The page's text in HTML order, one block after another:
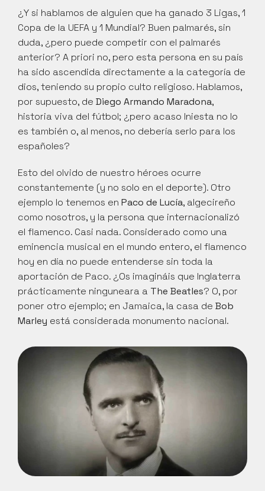
¿Y si hablamos de alguien que ha ganado 3 Ligas, 1
Copa de la UEFA y 1 Mundial? Buen palmarés, sin
duda, ¿pero puede competir con el palmarés
anterior? A priori no, pero esta persona en su país
ha sido ascendida directamente a la categoría de
dios, teniendo su propio culto religioso. Hablamos,
por supuesto, de Diego Armando Maradona,
historia viva del fútbol; ¿pero acaso Iniesta no lo
es también o, al menos, no debería serlo para los
españoles?
Esto del olvido de nuestro héroes ocurre
constantemente (y no solo en el deporte). Otro
ejemplo lo tenemos en Paco de Lucía, algecireño
como nosotros, y la persona que internacionalizó
el flamenco. Casi nada. Considerado como una
eminencia musical en el mundo entero, el flamenco
hoy en día no puede entenderse sin toda la
aportación de Paco. ¿Os imagináis que Inglaterra
prácticamente ninguneara a The Beatles? O, por
poner otro ejemplo; en Jamaica, la casa de Bob
Marley está considerada monumento nacional.